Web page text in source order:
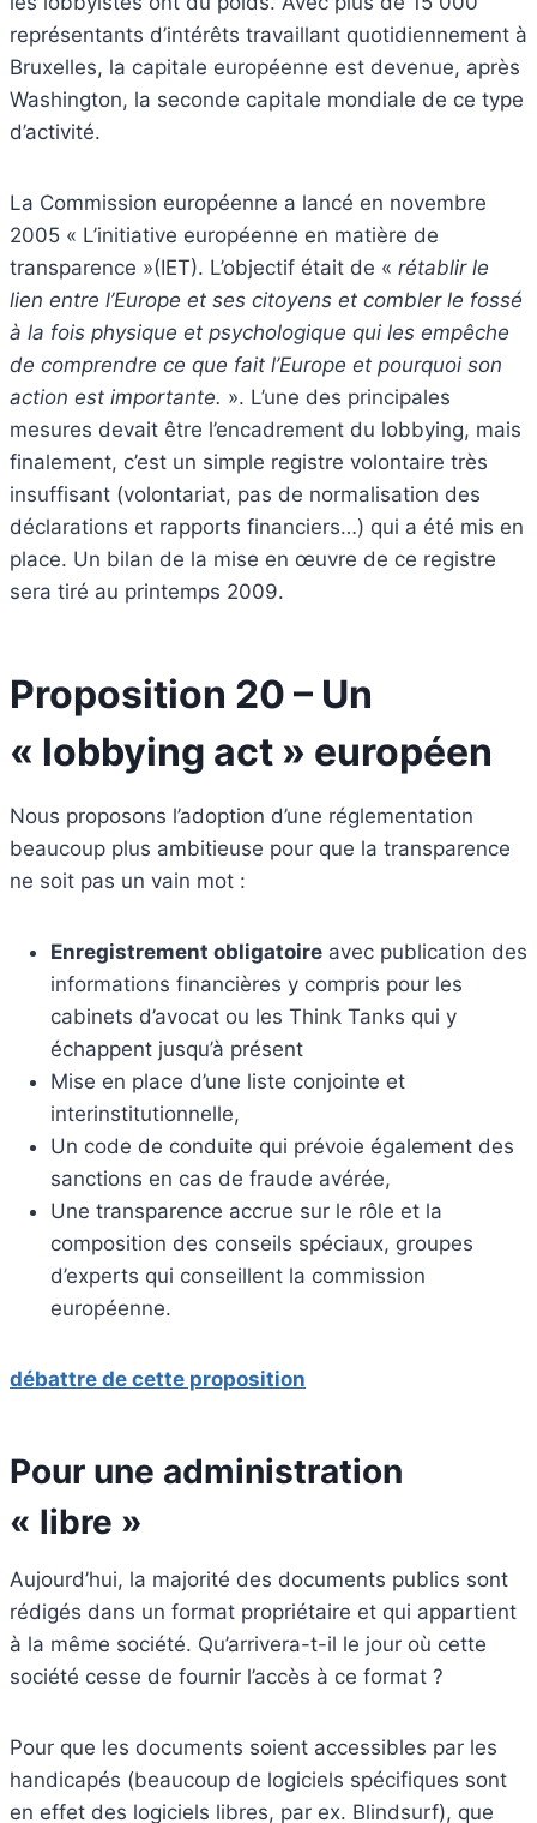
représentants d’intérêts travaillant quotidiennement à
Bruxelles, la capitale européenne est devenue, après
Washington, la seconde capitale mondiale de ce type
d’activité.
La Commission européenne a lancé en novembre
2005 « L’initiative européenne en matière de
transparence »(IET). L’objectif était de « rétablir le
lien entre l’Europe et ses citoyens et combler le fossé
à la fois physique et psychologique qui les empêche
de comprendre ce que fait l’Europe et pourquoi son
action est importante. ». L’une des principales
mesures devait être l’encadrement du lobbying, mais
finalement, c’est un simple registre volontaire très
insuffisant (volontariat, pas de normalisation des
déclarations et rapports financiers…) qui a été mis en
place. Un bilan de la mise en œuvre de ce registre
sera tiré au printemps 2009.
Proposition 20 – Un
« lobbying act » européen
Nous proposons l’adoption d’une réglementation
beaucoup plus ambitieuse pour que la transparence
ne soit pas un vain mot :
Enregistrement obligatoire avec publication des
informations financières y compris pour les
cabinets d’avocat ou les Think Tanks qui y
échappent jusqu’à présent
Mise en place d’une liste conjointe et
interinstitutionnelle,
Un code de conduite qui prévoie également des
sanctions en cas de fraude avérée,
Une transparence accrue sur le rôle et la
composition des conseils spéciaux, groupes
d’experts qui conseillent la commission
européenne.
débattre de cette proposition
Pour une administration
« libre »
Aujourd’hui, la majorité des documents publics sont
rédigés dans un format propriétaire et qui appartient
à la même société. Qu’arrivera-t-il le jour où cette
société cesse de fournir l’accès à ce format ?
Pour que les documents soient accessibles par les
handicapés (beaucoup de logiciels spécifiques sont
en effet des logiciels libres, par ex. Blindsurf), que